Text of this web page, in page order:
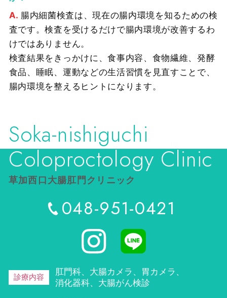
腸内細菌検査は、現在の腸内環境を知るための検
査です。検査を受けるだけで腸内環境が改善するわ
けではありません。
検査結果をきっかけに、食事内容、食物繊維、発酵
食品、睡眠、運動などの生活習慣を見直すことで、
腸内環境を整えるヒントになります。
Soka-nishiguchi
Coloproctology Clinic
草加西口大腸肛門クリニック
048-951-0421
診療内容
肛門科、大腸カメラ、胃カメラ、
消化器科、 大腸がん検診